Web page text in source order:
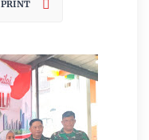
PRINT